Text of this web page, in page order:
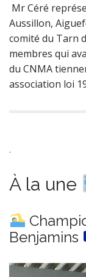
Mr Céré
Aussillon,
comité du Tarn
membres qui
du CNMA
association loi
.
À la une
Benjamins